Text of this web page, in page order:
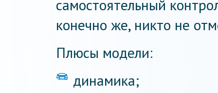
самостоятельный
конечно же, никто не
Плюсы модели:
динамика;